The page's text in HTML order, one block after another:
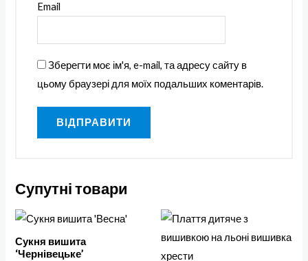
Email
Зберегти моє ім'я, e-mail, та адресу сайту в
цьому браузері для моїх подальших коментарів.
Супутні товари
Сукня вишита
‘Чернівецьке’